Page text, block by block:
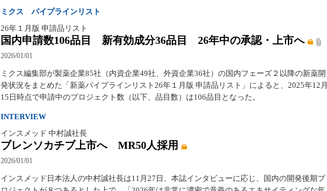
ミクス パイプラインリスト
26年１月版 申請品リスト
国内申請数106品目 新有効成分36品目 26年中の承認・上市へ
2026/01/01
ミクス編集部が製薬企業85社（内資企業49社、外資企業36社）の国内フェーズ２以降の新薬開
発状況をまとめた「新薬パイプラインリスト26年１月版 申請品リスト」によると、2025年12月
15日時点で申請中のプロジェクト数（以下、品目数）は106品目となった。
INTERVIEW
インスメッド 中村誠社長
ブレンソカチブ上市へ MR50人採用
2026/01/01
インスメッド日本法人の中村誠社長は11月27日、本誌インタビューに応じ、国内の開発後期プ